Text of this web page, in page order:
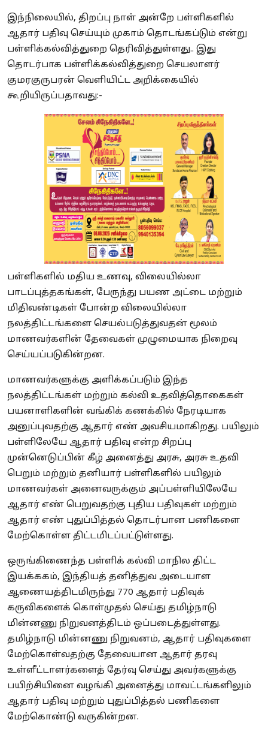
இந்நிலையில், திறப்பு நாள் அன்றே பள்ளிகளில்
ஆதார் பதிவு செய்யும் முகாம் தொடங்கப்டும் என்று
பள்ளிக்கல்வித்துறை தெரிவித்துள்ளது.. இது
தொடர்பாக பள்ளிக்கல்வித்துறை செயலாளர்
குமரகுருபரன் வெளியிட்ட அறிக்கையில்
கூறியிருப்பதாவது:-
பள்ளிகளில் மதிய உணவு, விலையில்லா
பாடப்புத்தகங்கள், பேருந்து பயண அட்டை மற்றும்
மிதிவண்டிகள் போன்ற விலையில்லா
நலத்திட்டங்களை செயல்படுத்துவதன் மூலம்
மாணவர்களின் தேவைகள் முழுமையாக நிறைவு
செய்யப்படுகின்றன.
மாணவர்களுக்கு அளிக்கப்படும் இந்த
நலத்திட்டங்கள் மற்றும் கல்வி உதவித்தொகைகள்
பயனாளிகளின் வங்கிக் கணக்கில் நேரடியாக
அனுப்புவதற்கு ஆதார் எண் அவசியமாகிறது. பயிலும்
பள்ளிலேயே ஆதார் பதிவு என்ற சிறப்பு
முன்னெடுப்பின் கீழ் அனைத்து அரசு, அரசு உதவி
பெறும் மற்றும் தனியார் பள்ளிகளில் பயிலும்
மாணவர்கள் அனைவருக்கும் அப்பள்ளியிலேயே
ஆதார் எண் பெறுவதற்கு புதிய பதிவுகள் மற்றும்
ஆதார் எண் புதுப்பித்தல் தொடர்பான பணிகளை
மேற்கொள்ள திட்டமிடப்பட்டுள்ளது.
ஒருங்கிணைந்த பள்ளிக் கல்வி மாநில திட்ட
இயக்ககம், இந்தியத் தனித்துவ அடையாள
ஆணையத்திடமிருந்து 770 ஆதார் பதிவுக்
கருவிகளைக் கொள்முதல் செய்து தமிழ்நாடு
மின்னணு நிறுவனத்திடம் ஒப்படைத்துள்ளது.
தமிழ்நாடு மின்னணு நிறுவனம், ஆதார் பதிவுகளை
மேற்கொள்வதற்கு தேவையான ஆதார் தரவு
உள்ளீட்டாளர்களைத் தேர்வு செய்து அவர்களுக்கு
பயிற்சியினை வழங்கி அனைத்து மாவட்டங்களிலும்
ஆதார் பதிவு மற்றும் புதுப்பித்தல் பணிகளை
மேற்கொண்டு வருகின்றன.